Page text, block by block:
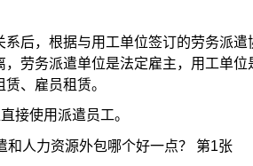
，根据与用工单位签订的劳务派遣
劳务派遣单位是法定雇主，用工单
、雇员租赁。
接使用派遣员工。